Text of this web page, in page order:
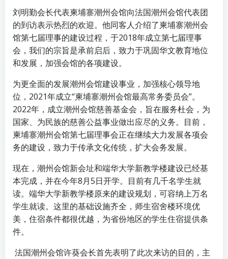
刘明勤会长代表柬埔寨潮州会馆向法国潮州会馆代表团
的到访表示热烈的欢迎。他同客人介绍了柬埔寨潮州会
馆第七届理事的建设过程，于2018年成立第七届理事
会，我们的宗旨是承前启后，致力于巩固华文教育地位
和发展，加强会馆的各项建设。
为更全面的发展潮州会馆建设事业，加强核心领导地
位，2021年成立“柬埔寨潮州会馆最高常务委员会”。
2022年，成立潮州会馆慈善基金会，旨在服务杜会，为
国家、为民族的慈善公益事业做出应尽的义务。目前，
柬埔寨潮州会馆第七届理事会正在继续大力发展各项会
务的建设，致力于传承文化传统，扩大会务发展。
现在，潮州会馆新会址和端华大学新教学楼建设已经基
本完成，并在今年8月5日开学。目前有几千名学生就
读。端华大学新教学楼原来的建设规划，可容纳上万名
学生就读。这里的基础设施齐全，师生宿舍楼环境优
美，住宿条件都很优越，为省份地区的学生住宿提供条
件。
法国潮州会馆许葵会长首先表明了此次来访的目的，主